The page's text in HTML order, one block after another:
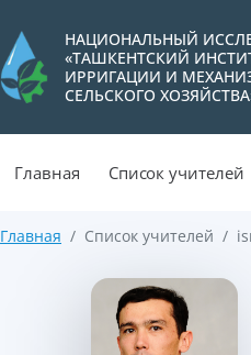
НАЦИОНАЛЬНЫЙ
«ТАШКЕНТСКИЙ
ИРРИГАЦИИ И
СЕЛЬСКОГО
Главная Список учителей
Главная Список учителей